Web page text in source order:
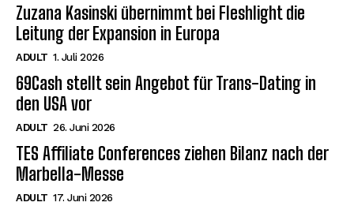
Zuzana Kasinski übernimmt bei Fleshlight die
Leitung der Expansion in Europa
ADULT 1. Juli 2026
69Cash stellt sein Angebot für Trans-Dating in
den USA vor
ADULT 26. Juni 2026
TES Affiliate Conferences ziehen Bilanz nach der
Marbella-Messe
ADULT 17. Juni 2026